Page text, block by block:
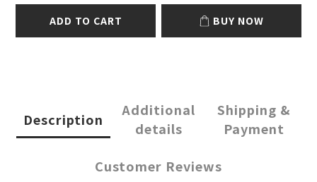
ADD TO CART BUY NOW
Description
Additional
details
Shipping &
Payment
Customer Reviews